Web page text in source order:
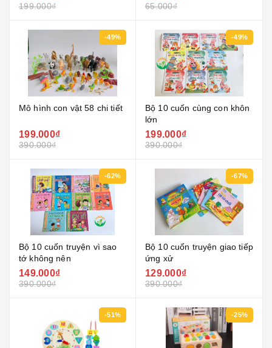
199.000₫ 65.000₫
-49%
Mô hình con vật 58 chi tiết
199.000₫
390.000₫
-49%
Bộ 10 cuốn cùng con khôn
lớn
199.000₫
390.000₫
-62%
Bộ 10 cuốn truyện vì sao
tớ không nên
149.000₫
390.000₫
-67%
Bộ 10 cuốn truyện giao tiếp
ứng xử
129.000₫
390.000₫
-51% -25%